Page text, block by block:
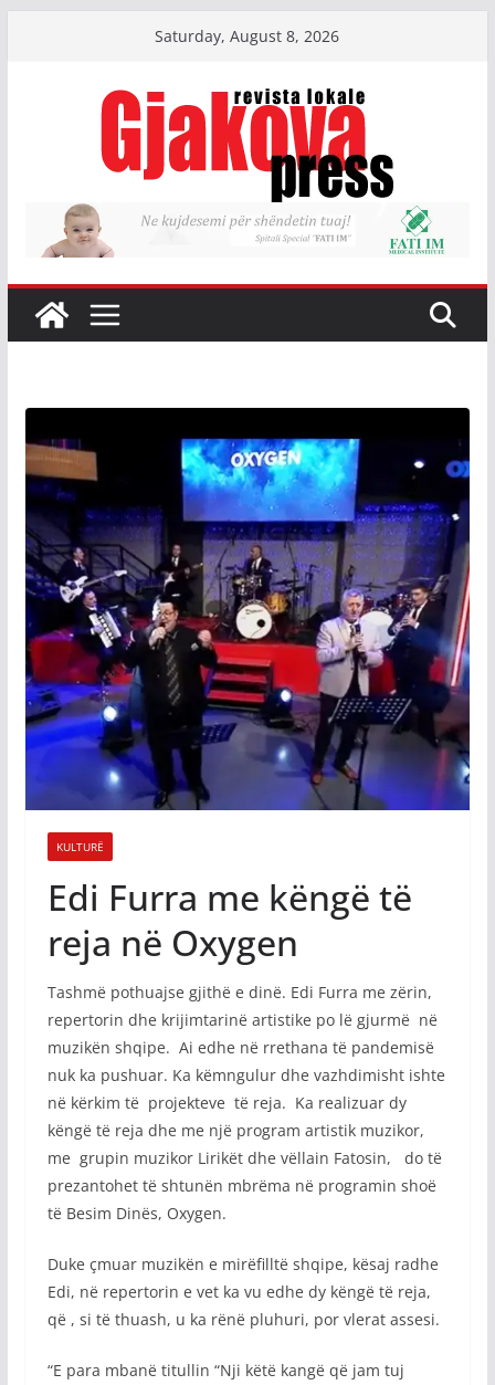
Saturday, August 8, 2026
KULTURË
Edi Furra me këngë të
reja në Oxygen
Tashmë pothuajse gjithë e dinë. Edi Furra me zërin,
repertorin dhe krijimtarinë artistike po lë gjurmë në
muzikën shqipe. Ai edhe në rrethana të pandemisë
nuk ka pushuar. Ka këmngulur dhe vazhdimisht ishte
në kërkim të projekteve të reja. Ka realizuar dy
këngë të reja dhe me një program artistik muzikor,
me grupin muzikor Lirikët dhe vëllain Fatosin, do të
prezantohet të shtunën mbrëma në programin shoë
të Besim Dinës, Oxygen.
Duke çmuar muzikën e mirëfilltë shqipe, kësaj radhe
Edi, në repertorin e vet ka vu edhe dy këngë të reja,
që , si të thuash, u ka rënë pluhuri, por vlerat assesi.
“E para mbanë titullin “Nji këtë kangë që jam tuj